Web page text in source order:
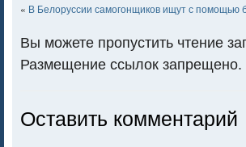
« В Белоруссии самогонщиков ищут с помощью
Вы можете пропустить чтение
Размещение ссылок запрещено.
Оставить комментарий